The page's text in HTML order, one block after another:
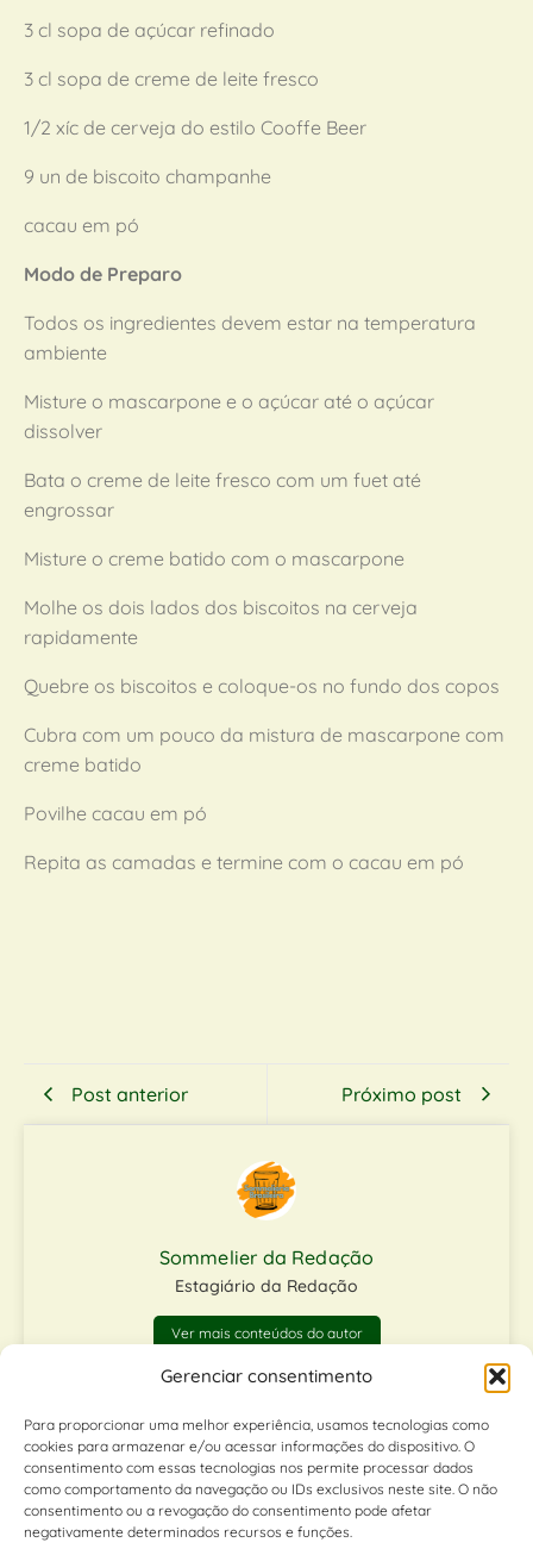
Gerenciar consentimento
Para proporcionar uma melhor experiência, usamos tecnologias como
cookies para armazenar e/ou acessar informações do dispositivo. O
consentimento com essas tecnologias nos permite processar dados
como comportamento da navegação ou IDs exclusivos neste site. O não
consentimento ou a revogação do consentimento pode afetar
negativamente determinados recursos e funções.
3 cl sopa de açúcar refinado
3 cl sopa de creme de leite fresco
1/2 xíc de cerveja do estilo Cooffe Beer
9 un de biscoito champanhe
cacau em pó
Modo de Preparo
Todos os ingredientes devem estar na temperatura
ambiente
Misture o mascarpone e o açúcar até o açúcar
dissolver
Bata o creme de leite fresco com um fuet até
engrossar
Misture o creme batido com o mascarpone
Molhe os dois lados dos biscoitos na cerveja
rapidamente
Quebre os biscoitos e coloque-os no fundo dos copos
Cubra com um pouco da mistura de mascarpone com
creme batido
Povilhe cacau em pó
Repita as camadas e termine com o cacau em pó
Post anterior Próximo post
Sommelier da Redação
Estagiário da Redação
Ver mais conteúdos do autor